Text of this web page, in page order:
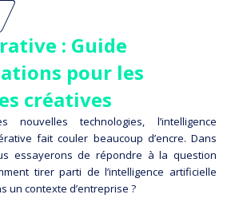
: Guide
pour les
créatives
nouvelles technologies, l’intelligence
fait couler beaucoup d’encre. Dans
essayerons de répondre à la question
tirer parti de l’intelligence artificielle
un contexte d’entreprise ?